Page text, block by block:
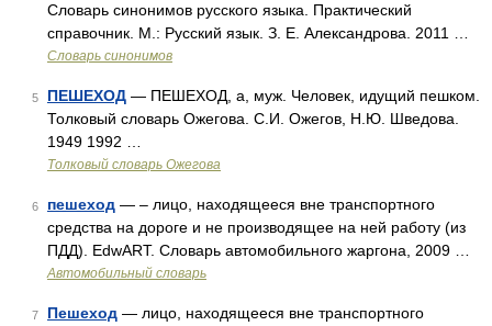
Словарь синонимов русского языка. Практический
справочник. М.: Русский язык. З. Е. Александрова. 2011 …
Словарь синонимов
5 ПЕШЕХОД — ПЕШЕХОД, а, муж. Человек, идущий пешком.
Толковый словарь Ожегова. С.И. Ожегов, Н.Ю. Шведова.
1949 1992 …
Толковый словарь Ожегова
6 пешеход — – лицо, находящееся вне транспортного
средства на дороге и не производящее на ней работу (из
ПДД). EdwART. Словарь автомобильного жаргона, 2009 …
Автомобильный словарь
7 Пешеход — лицо, находящееся вне транспортного